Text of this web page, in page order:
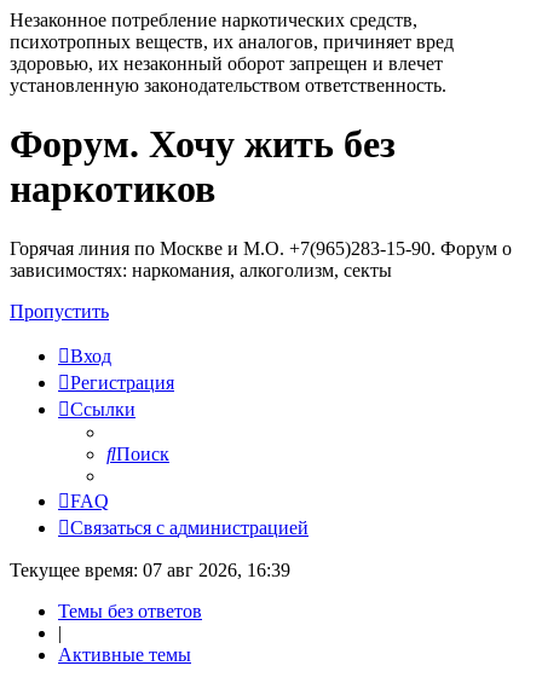
Незаконное потребление наркотических средств,
психотропных веществ, их аналогов, причиняет вред
здоровью, их незаконный оборот запрещен и влечет
установленную законодательством ответственность.
Регистрация
Форум. Хочу жить без
наркотиков
Горячая линия по Москве и М.О. +7(965)283-15-90. Форум о
зависимостях: наркомания, алкоголизм, секты
Пропустить
Вход
Регистрация
Ссылки
Поиск
FAQ
Связаться с администрацией
Текущее время: 07 авг 2026, 16:39
Темы без ответов
|
Активные темы